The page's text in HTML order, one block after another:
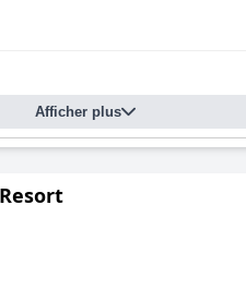
Afficher plus